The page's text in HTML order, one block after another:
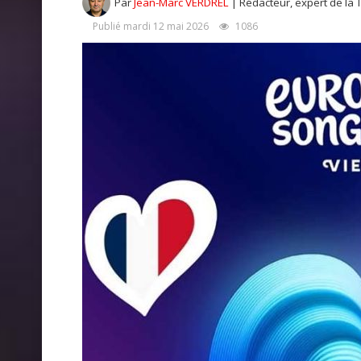
Publié mardi 12 mai 2026 1086